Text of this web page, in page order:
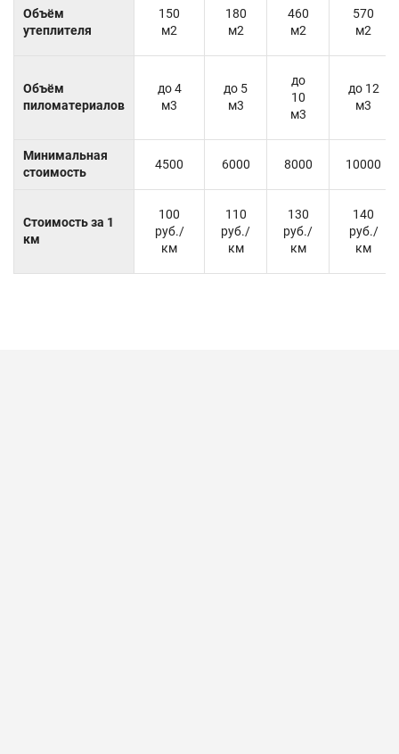
Объём
утеплителя
150
м2
180
м2
460
м2
570
м2
Объём
пиломатериалов
до 4
м3
до 5
м3
до
10
м3
до 12
м3
Минимальная
стоимость
4500 6000 8000 10000
Стоимость за 1
км
100
руб./
км
110
руб./
км
130
руб./
км
140
руб./
км